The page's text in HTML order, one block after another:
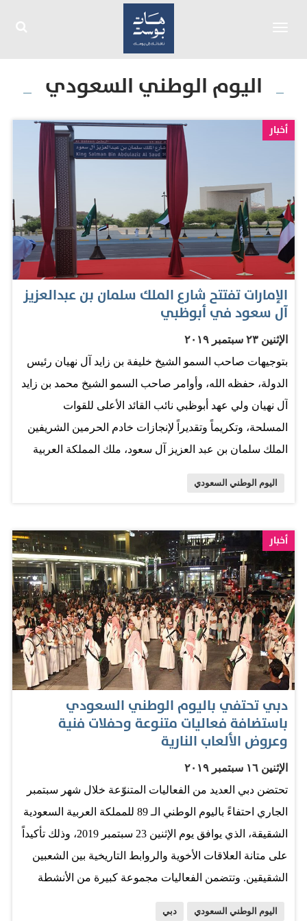
اليوم الوطني السعودي
أخبار
الإمارات تفتتح شارع الملك سلمان بن عبدالعزيز
آل سعود في أبوظبي
الإثنين ٢٣ سبتمبر ٢٠١٩
بتوجيهات صاحب السمو الشيخ خليفة بن زايد آل نهيان رئيس
الدولة، حفظه الله، وأوامر صاحب السمو الشيخ محمد بن زايد
آل نهيان ولي عهد أبوظبي نائب القائد الأعلى للقوات
المسلحة، وتكريماً وتقديراً لإنجازات خادم الحرمين الشريفين
الملك سلمان بن عبد العزيز آل سعود، ملك المملكة العربية
عبدالعزيز آل سعود"، وذلك بحضور سمو الشيخ خالد بن محمد
بن زايد آل نهيان، عضو المجلس التنفيذي لإمارة أبوظبي
ورئيس اللجنة التنفيذية، ، وتركي الدخيل السفير السعودي
لدى الدولة. وجاء ذلك تزامناً مع احتفالات المملكة العربية
السعودية الشقيقة بيومها الوطني الـ89. المصدر: البيان
اليوم الوطني السعودي
أخبار
دبي تحتفي باليوم الوطني السعودي
باستضافة فعاليات متنوعة وحفلات فنية
وعروض الألعاب النارية
الإثنين ١٦ سبتمبر ٢٠١٩
تحتضن دبي العديد من الفعاليات المتنوّعة خلال شهر سبتمبر
الجاري احتفاءً باليوم الوطني الـ 89 للمملكة العربية السعودية
الشقيقة، الذي يوافق يوم الإثنين 23 سبتمبر 2019، وذلك تأكيداً
على متانة العلاقات الأخوية والروابط التاريخية بين الشعبين
الشقيقين. وتتضمن الفعاليات مجموعة كبيرة من الأنشطة
اليوم الوطني السعودي دبي